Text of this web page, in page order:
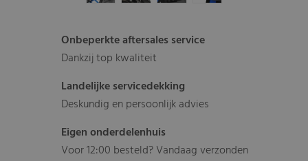
Onbeperkte aftersales service
Dankzij top kwaliteit
Landelijke servicedekking
Deskundig en persoonlijk advies
Eigen onderdelenhuis
Voor 12:00 besteld? Vandaag verzonden